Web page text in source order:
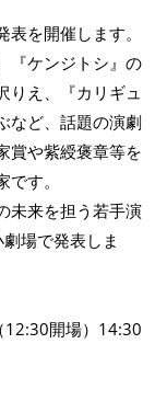
を開催します。
『ケンジトシ』の
りえ、『カリギュ
など、話題の演劇
賞や紫綬褒章等を
す。
未来を担う若手演
場で発表しま
開場）14:30